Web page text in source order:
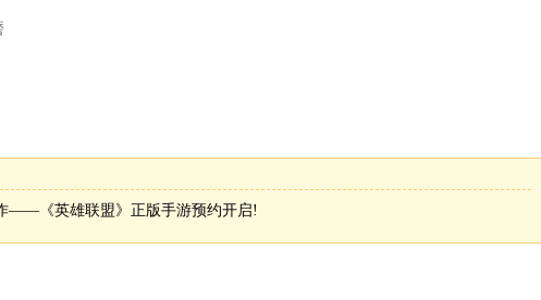
——《英雄联盟》正版手游预约开启!